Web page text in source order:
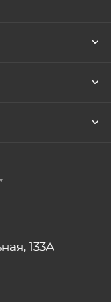
133А